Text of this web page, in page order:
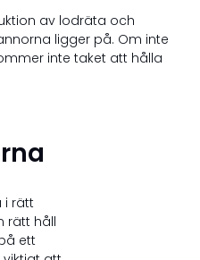
av lodräta och
ligger på. Om inte
inte taket att hålla
i rätt
rätt håll
ett